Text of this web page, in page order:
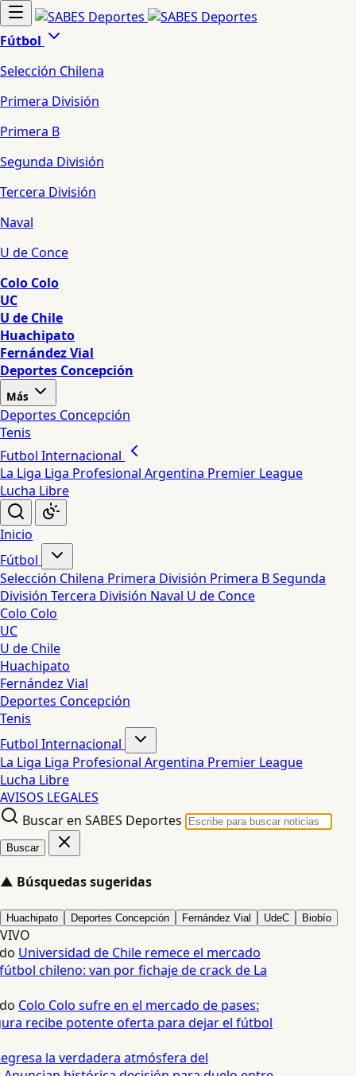
Fútbol
Selección Chilena
Primera División
Primera B
Segunda División
Tercera División
Naval
U de Conce
Colo Colo
UC
U de Chile
Huachipato
Fernández Vial
Deportes Concepción
Más
Deportes Concepción
Tenis
Futbol Internacional
La Liga Liga Profesional Argentina Premier League
Lucha Libre
Inicio
Fútbol
Selección Chilena Primera División Primera BSegunda
División Tercera División Naval U de Conce
Colo Colo
UC
U de Chile
Huachipato
Fernández Vial
Deportes Concepción
Tenis
Futbol Internacional
La Liga Liga Profesional Argentina Premier League
Lucha Libre
AVISOS LEGALES
Buscar en SABES Deportes
Buscar
▲ Búsquedas sugeridas
Huachipato Deportes Concepción Fernández Vial UdeC Biobío
VIVO
Universidad de Chile remece el mercado
chileno: van por fichaje de crack de La
Colo Colo sufre en el mercado de pases:
recibe potente oferta para dejar el fútbol
la verdadera atmósfera del